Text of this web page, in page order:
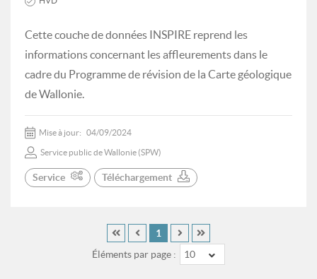
Cette couche de données INSPIRE reprend les
informations concernant les affleurements dans le
cadre du Programme de révision de la Carte géologique
de Wallonie.
Mise à jour: 04/09/2024
Service public de Wallonie (SPW)
Service Téléchargement
Éléments par page : 10
1